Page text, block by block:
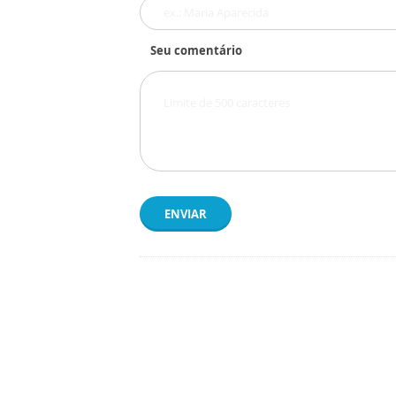
Seu comentário
ENVIAR